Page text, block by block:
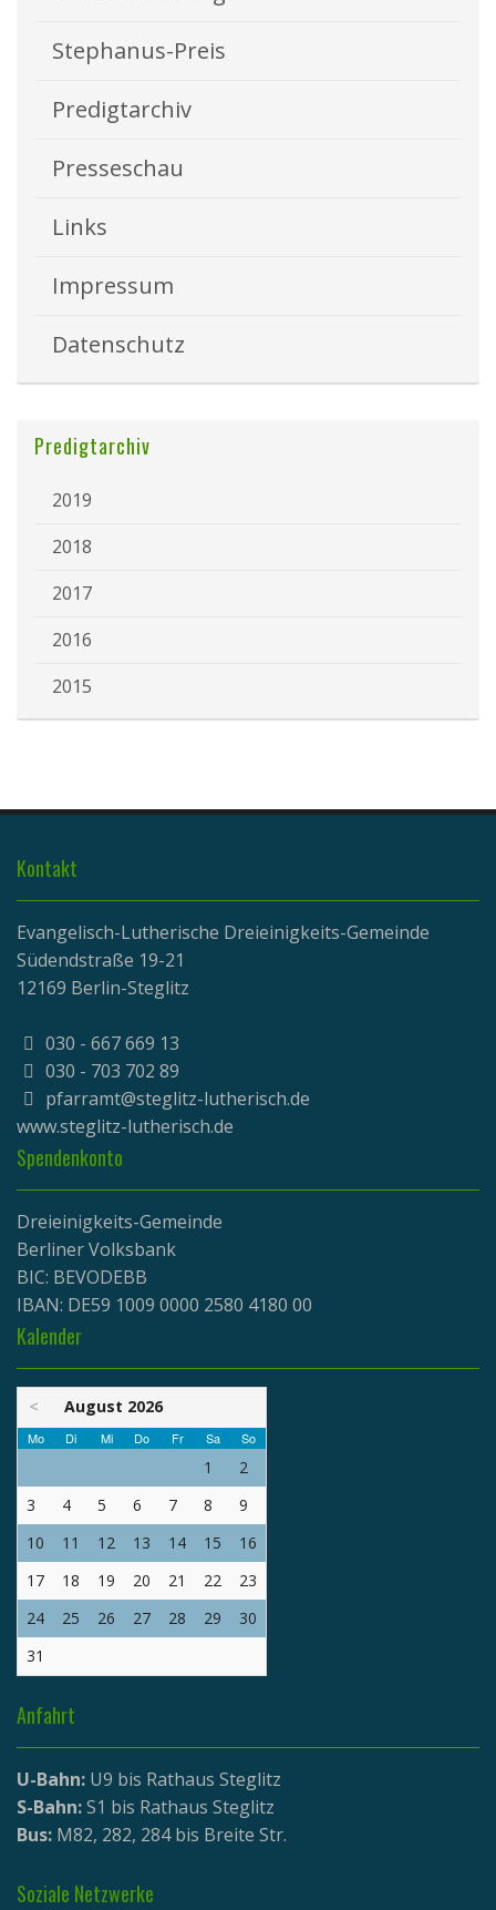
Stephanus-Preis
Predigtarchiv
Presseschau
Links
Impressum
Datenschutz
Predigtarchiv
2019
2018
2017
2016
2015
Kontakt
Evangelisch-Lutherische Dreieinigkeits-Gemeinde
Südendstraße 19-21
12169 Berlin-Steglitz
030 - 667 669 13
030 - 703 702 89
pfarramt@steglitz-lutherisch.de
www.steglitz-lutherisch.de
Spendenkonto
Dreieinigkeits-Gemeinde
Berliner Volksbank
BIC: BEVODEBB
IBAN: DE59 1009 0000 2580 4180 00
Kalender
< August 2026
Mo Di Mi Do Fr Sa So
1
2
3
4 5 6 7 8
9
10
11 12 13 14 15
16
17
18 19 20 21 22
23
24
25 26 27 28 29
30
31
Anfahrt
U-Bahn: U9 bis Rathaus Steglitz
S-Bahn:S1 bis Rathaus Steglitz
Bus: M82, 282, 284 bis Breite Str.
Soziale Netzwerke